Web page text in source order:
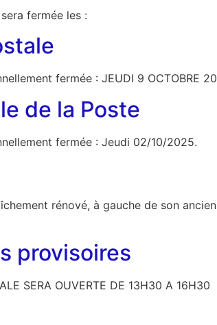
fermée les :
fermée : JEUDI 9 OCTOBRE
de la Poste
fermée : Jeudi 02/10/2025.
rénové, à gauche de son
provisoires
SERA OUVERTE DE 13H30 A